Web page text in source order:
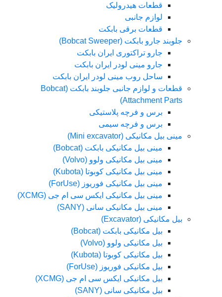
قطعات هیدرولیک
لوازم جانبی
قطعات برقی بابکت
جلوبند جارو بابکت (Bobcat Sweeper)
جارو تراکتوری ایران بابکت
جارو مینی لودر ایران بابکت
ساحل روب مینی لودر ایران بابکت
قطعات و لوازم جانبی جلوبند بابکت (Bobcat
Attachment Parts)
برس و فرچه پلاستیکی
برس و فرچه سیمی
مینی بیل مکانیکی (Mini excavator)
مینی بیل مکانیکی بابکت (Bobcat)
مینی بیل مکانیکی ولوو (Volvo)
مینی بیل مکانیکی کوبوتا (Kubota)
مینی بیل مکانیکی فوریوز (ForUse)
مینی بیل مکانیکی ایکس سی ام جی (XCMG)
مینی بیل مکانیکی سانی (SANY)
بیل مکانیکی (Excavator)
بیل مکانیکی بابکت (Bobcat)
بیل مکانیکی ولوو (Volvo)
بیل مکانیکی کوبوتا (Kubota)
بیل مکانیکی فوریوز (ForUse)
بیل مکانیکی ایکس سی ام جی (XCMG)
بیل مکانیکی سانی (SANY)